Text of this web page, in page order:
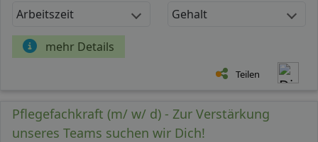
Arbeitszeit Gehalt
mehr Details
Teilen
Pflegefachkraft (m/ w/ d) - Zur Verstärkung
unseres Teams suchen wir Dich!